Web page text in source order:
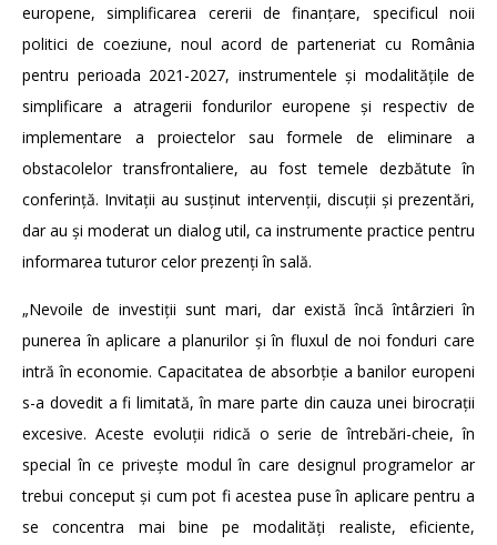
europene, simplificarea cererii de finanțare, specificul noii
politici de coeziune, noul acord de parteneriat cu România
pentru perioada 2021-2027, instrumentele și modalitățile de
simplificare a atragerii fondurilor europene și respectiv de
implementare a proiectelor sau formele de eliminare a
obstacolelor transfrontaliere, au fost temele dezbătute în
conferință. Invitații au susținut intervenții, discuții și prezentări,
dar au și moderat un dialog util, ca instrumente practice pentru
informarea tuturor celor prezenți în sală.
„Nevoile de investiții sunt mari, dar există încă întârzieri în
punerea în aplicare a planurilor și în fluxul de noi fonduri care
intră în economie. Capacitatea de absorbție a banilor europeni
s-a dovedit a fi limitată, în mare parte din cauza unei birocrații
excesive. Aceste evoluții ridică o serie de întrebări-cheie, în
special în ce privește modul în care designul programelor ar
trebui conceput și cum pot fi acestea puse în aplicare pentru a
se concentra mai bine pe modalități realiste, eficiente,